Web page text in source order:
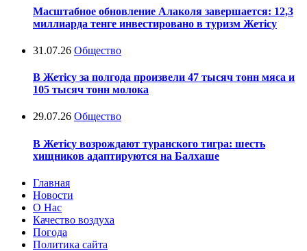
Масштабное обновление Алаколя завершается: 12,3
миллиарда тенге инвестировано в туризм Жетісу
31.07.26 Общество
В Жетісу за полгода произвели 47 тысяч тонн мяса и
105 тысяч тонн молока
29.07.26 Общество
В Жетісу возрождают туранского тигра: шесть
хищников адаптируются на Балхаше
Главная
Новости
О Нас
Качество воздуха
Погода
Политика сайта